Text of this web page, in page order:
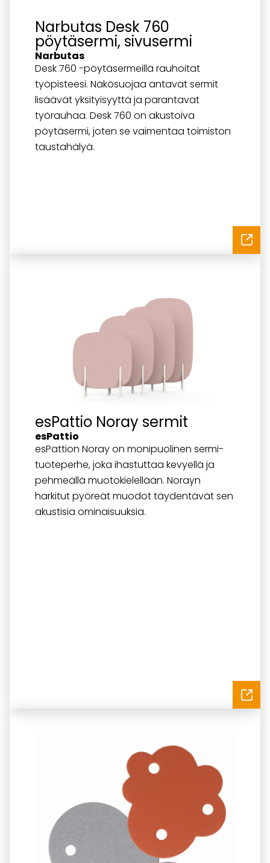
Narbutas Desk 760
pöytäsermi, sivusermi
Narbutas
Desk 760 -pöytäsermeillä rauhoitat
työpisteesi. Näkösuojaa antavat sermit
lisäävät yksityisyyttä ja parantavat
työrauhaa. Desk 760 on akustoiva
pöytäsermi, joten se vaimentaa toimiston
taustahälyä.
esPattio Noray sermit
esPattio
esPattion Noray on monipuolinen sermi-
tuoteperhe, joka ihastuttaa kevyellä ja
pehmeällä muotokielellään. Norayn
harkitut pyöreät muodot täydentävät sen
akustisia ominaisuuksia.